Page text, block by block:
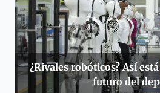
¿Rivales robóticos? Así
futuro del